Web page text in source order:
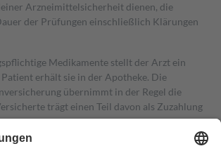
Arzneimittelsicherheit dienen, die
der Prüfungen einschließlich Klärungen
Medikamente stellt der Arzt ein
Patient erhält sie in der Apotheke. Die
übernimmt in der Regel die
trägt einen Teil davon als Zuzahlung
Mitglieder Zuzahlungen in Höhe von zehn